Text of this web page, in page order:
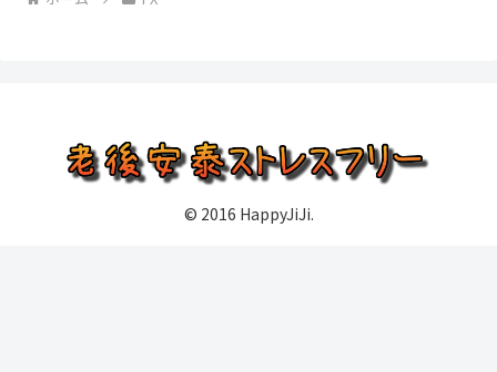
© 2016 HappyJiJi.